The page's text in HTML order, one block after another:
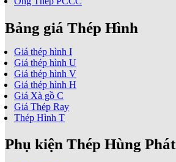
Bảng giá Thép Hình
Giá thép hình I
Giá thép hình U
Giá thép hình V
Giá thép hình H
Giá Xà gồ C
Giá Thép Ray
Thép Hình T
Phụ kiện Thép Hùng Phát